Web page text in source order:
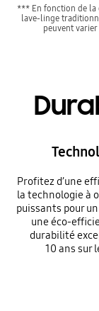
*** En fonction de la
lave-linge
peuvent
Profitez d’une
la technologie à
puissants pour
une éco-
durabilité
10 ans sur